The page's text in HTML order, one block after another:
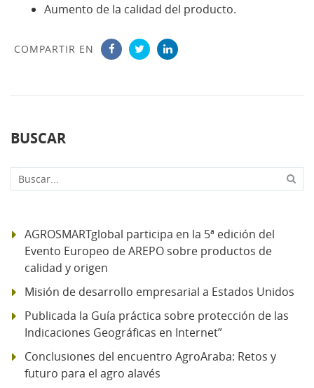
Aumento de la calidad del producto.
COMPARTIR EN
BUSCAR
Buscar...
AGROSMARTglobal participa en la 5ª edición del
Evento Europeo de AREPO sobre productos de
calidad y origen
Misión de desarrollo empresarial a Estados Unidos
Publicada la Guía práctica sobre protección de las
Indicaciones Geográficas en Internet”
Conclusiones del encuentro AgroAraba: Retos y
futuro para el agro alavés